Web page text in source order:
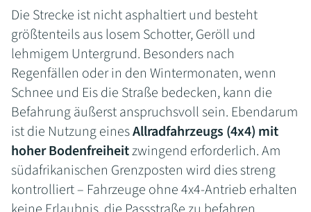
Die Strecke ist nicht asphaltiert und besteht
größtenteils aus losem Schotter, Geröll und
lehmigem Untergrund. Besonders nach
Regenfällen oder in den Wintermonaten, wenn
Schnee und Eis die Straße bedecken, kann die
Befahrung äußerst anspruchsvoll sein. Ebendarum
ist die Nutzung einesAllradfahrzeugs (4x4) mit
hoher Bodenfreiheitzwingend erforderlich. Am
südafrikanischen Grenzposten wird dies streng
kontrolliert – Fahrzeuge ohne 4x4-Antrieb erhalten